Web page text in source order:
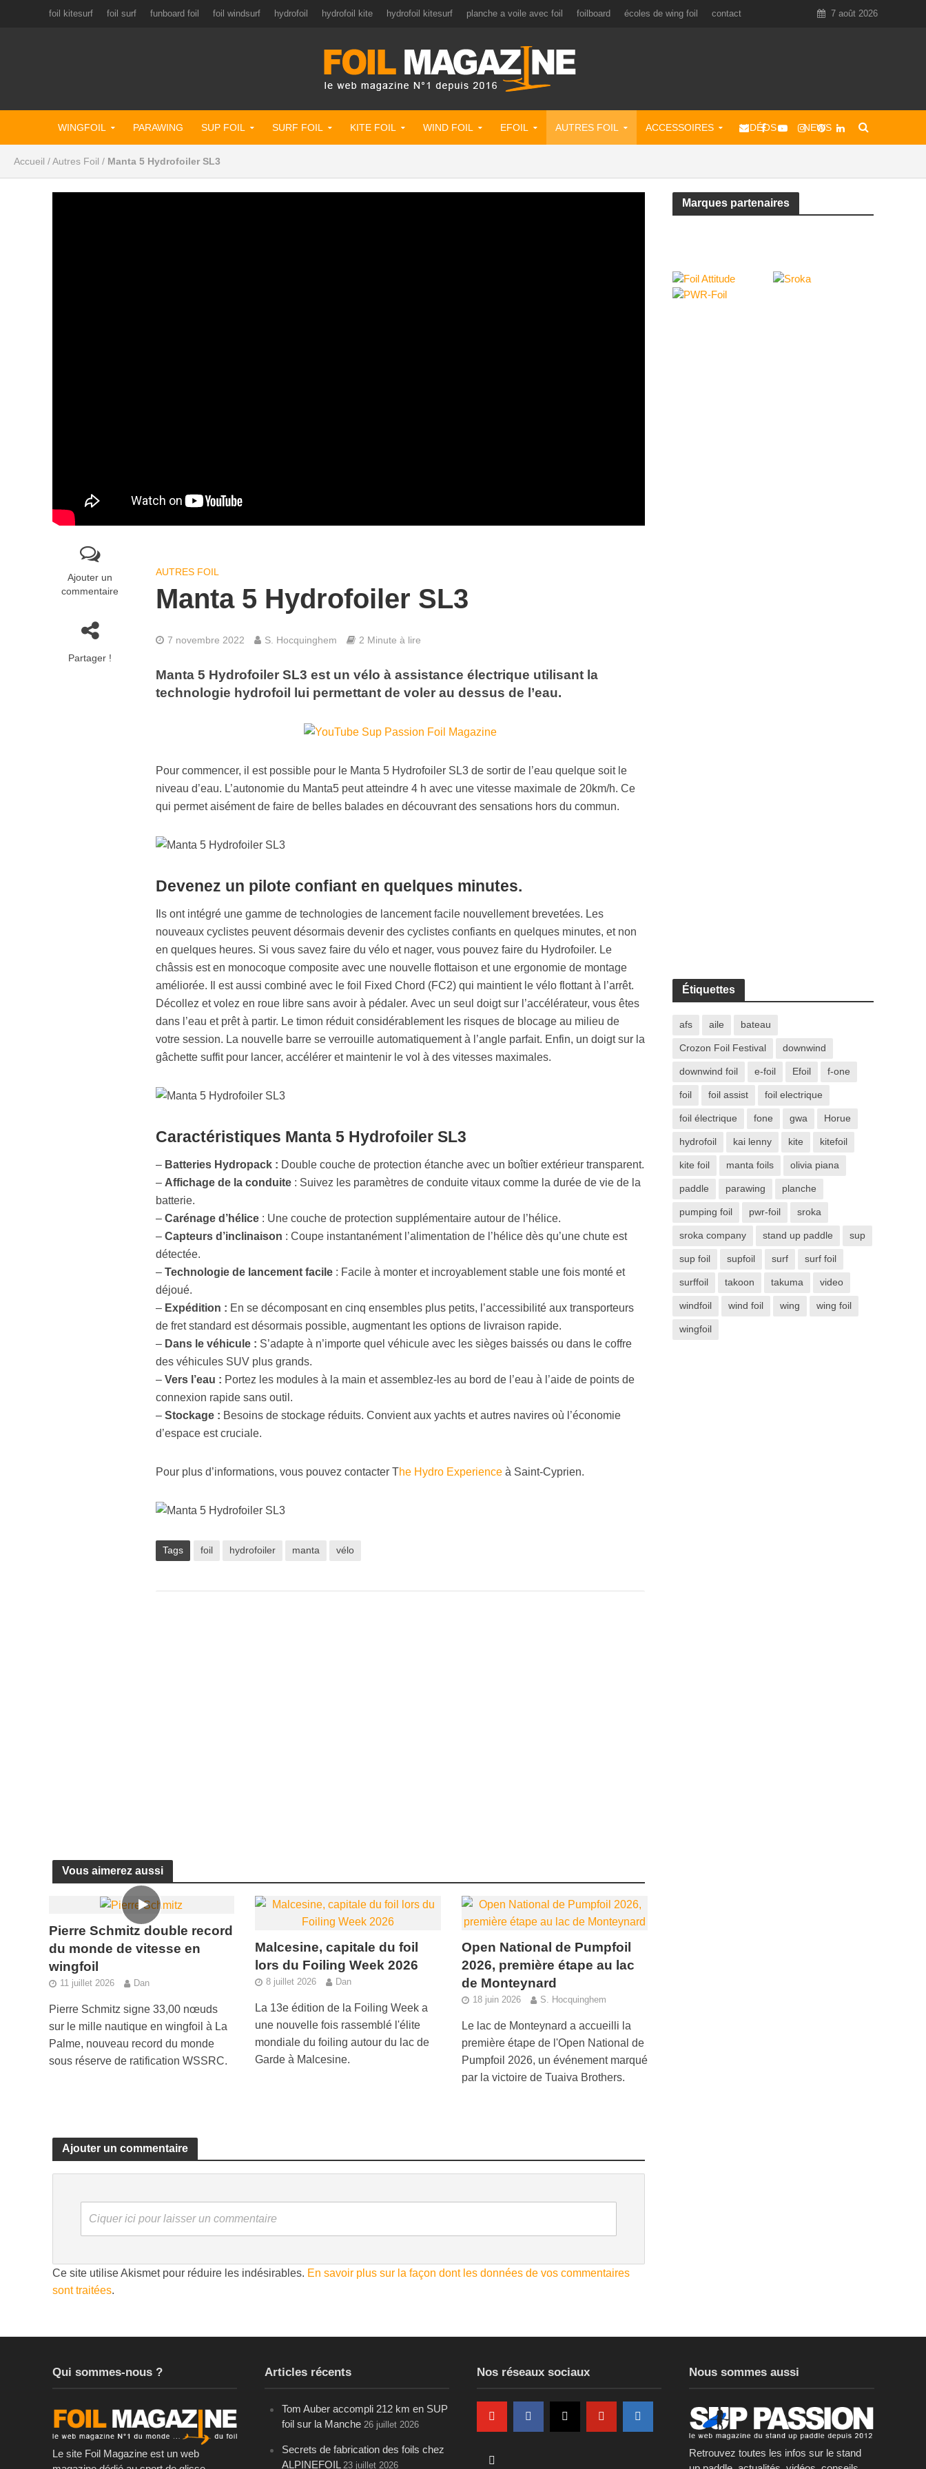
foil kitesurf foil surf funboard foil foil windsurf hydrofoil hydrofoil kite hydrofoil kitesurf planche a voile avec foil foilboard écoles de wing foil contact 7 août 2026
WINGFOIL PARAWING SUP FOIL SURF FOIL KITE FOIL WIND FOIL EFOIL AUTRES FOIL ACCESSOIRES VIDÉOS NEWS
Accueil /Autres Foil / Manta 5 Hydrofoiler SL3
Ajouter un
commentaire
Partager !
AUTRES FOIL
Manta 5 Hydrofoiler SL3
7 novembre 2022 S. Hocquinghem 2 Minute à lire
Manta 5 Hydrofoiler SL3 est un vélo à assistance électrique utilisant la
technologie hydrofoil lui permettant de voler au dessus de l’eau.
Pour commencer, il est possible pour le Manta 5 Hydrofoiler SL3 de sortir de l’eau quelque soit le
niveau d’eau. L’autonomie du Manta5 peut atteindre 4 h avec une vitesse maximale de 20km/h. Ce
qui permet aisément de faire de belles balades en découvrant des sensations hors du commun.
Devenez un pilote confiant en quelques minutes.
Ils ont intégré une gamme de technologies de lancement facile nouvellement brevetées. Les
nouveaux cyclistes peuvent désormais devenir des cyclistes confiants en quelques minutes, et non
en quelques heures. Si vous savez faire du vélo et nager, vous pouvez faire du Hydrofoiler. Le
châssis est en monocoque composite avec une nouvelle flottaison et une ergonomie de montage
améliorée. Il est aussi combiné avec le foil Fixed Chord (FC2) qui maintient le vélo flottant à l’arrêt.
Décollez et volez en roue libre sans avoir à pédaler. Avec un seul doigt sur l’accélérateur, vous êtes
dans l’eau et prêt à partir. Le timon réduit considérablement les risques de blocage au milieu de
votre session. La nouvelle barre se verrouille automatiquement à l’angle parfait. Enfin, un doigt sur la
gâchette suffit pour lancer, accélérer et maintenir le vol à des vitesses maximales.
Caractéristiques Manta 5 Hydrofoiler SL3
– Batteries Hydropack : Double couche de protection étanche avec un boîtier extérieur transparent.
– Affichage de la conduite: Suivez les paramètres de conduite vitaux comme la durée de vie de la
batterie.
– Carénage d’hélice: Une couche de protection supplémentaire autour de l’hélice.
– Capteurs d’inclinaison : Coupe instantanément l’alimentation de l’hélice dès qu’une chute est
détectée.
– Technologie de lancement facile: Facile à monter et incroyablement stable une fois monté et
déjoué.
–Expédition : En se décomposant en cinq ensembles plus petits, l’accessibilité aux transporteurs
de fret standard est désormais possible, augmentant les options de livraison rapide.
–Dans le véhicule : S’adapte à n’importe quel véhicule avec les sièges baissés ou dans le coffre
des véhicules SUV plus grands.
– Vers l’eau : Portez les modules à la main et assemblez-les au bord de l’eau à l’aide de points de
connexion rapide sans outil.
– Stockage : Besoins de stockage réduits. Convient aux yachts et autres navires où l’économie
d’espace est cruciale.
Pour plus d’informations, vous pouvez contacter The Hydro Experienceà Saint-Cyprien.
Tags foil hydrofoiler manta vélo
Vous aimerez aussi
Pierre Schmitz double record
du monde de vitesse en
wingfoil
11 juillet 2026 Dan
Pierre Schmitz signe 33,00 nœuds
sur le mille nautique en wingfoil à La
Palme, nouveau record du monde
sous réserve de ratification WSSRC.
Malcesine, capitale du foil
lors du Foiling Week 2026
8 juillet 2026 Dan
La 13e édition de la Foiling Week a
une nouvelle fois rassemblé l'élite
mondiale du foiling autour du lac de
Garde à Malcesine.
Open National de Pumpfoil
2026, première étape au lac
de Monteynard
18 juin 2026 S. Hocquinghem
Le lac de Monteynard a accueilli la
première étape de l'Open National de
Pumpfoil 2026, un événement marqué
par la victoire de Tuaiva Brothers.
Ajouter un commentaire
Ciquer ici pour laisser un commentaire
Ce site utilise Akismet pour réduire les indésirables. En savoir plus sur la façon dont les données de vos commentaires
sont traitées.
Marques partenaires
Étiquettes
afs aile bateau
Crozon Foil Festival downwind
downwind foil e-foil Efoil f-one
foil foil assist foil electrique
foil électrique fone gwa Horue
hydrofoil kai lenny kite kitefoil
kite foil manta foils olivia piana
paddle parawing planche
pumping foil pwr-foil sroka
sroka company stand up paddle sup
sup foil supfoil surf surf foil
surffoil takoon takuma video
windfoil wind foil wing wing foil
wingfoil
Qui sommes-nous ?
Le site Foil Magazine est un web
Articles récents
Tom Auber accompli 212 km en SUP
foil sur la Manche 26 juillet 2026
Secrets de fabrication des foils chez
ALPINEFOIL 23 juillet 2026
Nos réseaux sociaux Nous sommes aussi
Retrouvez toutes les infos sur le stand